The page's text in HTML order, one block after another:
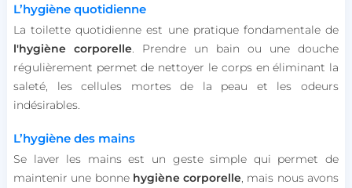
L’hygiène quotidienne
La toilette quotidienne est une pratique fondamentale de
l'hygiène corporelle. Prendre un bain ou une douche
régulièrement permet de nettoyer le corps en éliminant la
saleté, les cellules mortes de la peau et les odeurs
indésirables.
L’hygiène des mains
Se laver les mains est un geste simple qui permet de
maintenir une bonne hygiène corporelle , mais nous avons